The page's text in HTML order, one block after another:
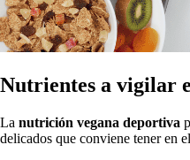
Nutrientes a vigilar
La nutrición vegana deportiva
delicados que conviene tener en